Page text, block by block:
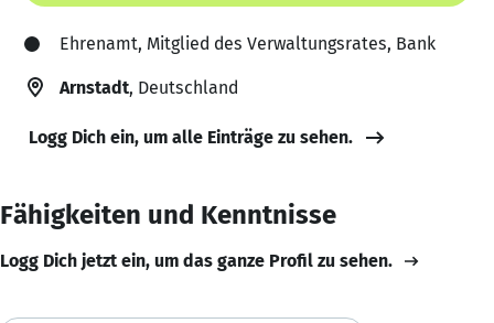
Ehrenamt, Mitglied des Verwaltungsrates, Bank
Arnstadt, Deutschland
Logg Dich ein, um alle Einträge zu sehen.
Fähigkeiten und Kenntnisse
Logg Dich jetzt ein, um das ganze Profil zu sehen.